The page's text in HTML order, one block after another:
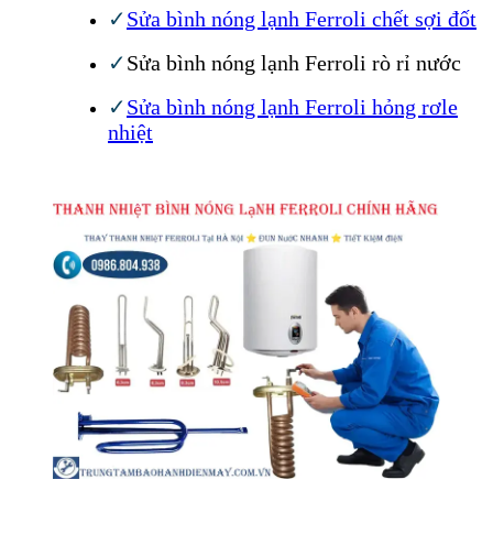
✓Sửa bình nóng lạnh Ferroli chết sợi đốt
✓Sửa bình nóng lạnh Ferroli rò rỉ nước
✓Sửa bình nóng lạnh Ferroli hỏng rơle
nhiệt